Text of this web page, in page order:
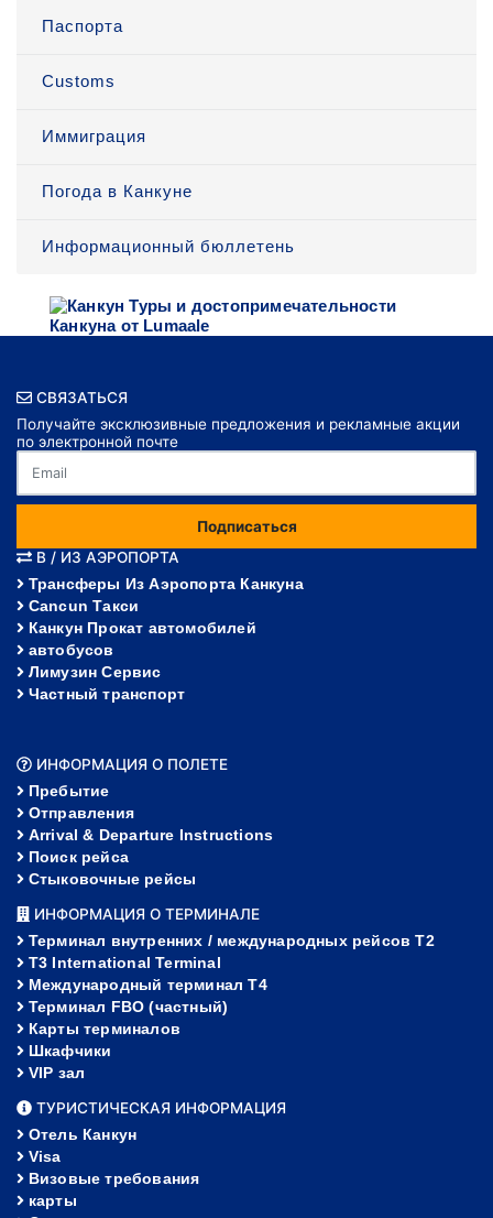
Паспорта
Customs
Иммиграция
Погода в Канкуне
Информационный бюллетень
СВЯЗАТЬСЯ
Получайте эксклюзивные предложения и рекламные акции
по электронной почте
Подписаться
В / ИЗ АЭРОПОРТА
Трансферы Из Аэропорта Канкуна
Cancun Такси
Канкун Прокат автомобилей
автобусов
Лимузин Сервис
Частный транспорт
ИНФОРМАЦИЯ О ПОЛЕТЕ
Пребытие
Отправления
Arrival & Departure Instructions
Поиск рейса
Стыковочные рейсы
ИНФОРМАЦИЯ О ТЕРМИНАЛЕ
Терминал внутренних / международных рейсов T2
T3 International Terminal
Международный терминал Т4
Терминал FBO (частный)
Карты терминалов
Шкафчики
VIP зал
ТУРИСТИЧЕСКАЯ ИНФОРМАЦИЯ
Отель Канкун
Visa
Визовые требования
карты